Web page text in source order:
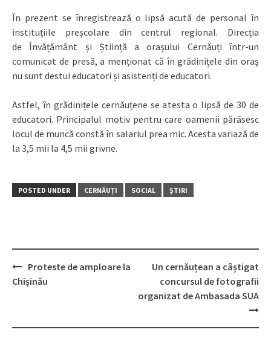
În prezent se înregistrează o lipsă acută de personal în
instituțiile preșcolare din centrul regional. Direcția
de Învățământ și Știință a orașului Cernăuți într-un
comunicat de presă, a menționat că în grădinițele din oraș
nu sunt destui educatori și asistenți de educatori.
Astfel, în grădinițele cernăuțene se atesta o lipsă de 30 de
educatori. Principalul motiv pentru care oamenii părăsesc
locul de muncă constă în salariul prea mic. Acesta variază de
la 3,5 mii la 4,5 mii grivne.
POSTED UNDER CERNĂUȚI SOCIAL ȘTIRI
Post
Proteste de amploare la
Chișinău
Un cernăuțean a câștigat
concursul de fotografii
organizat de Ambasada SUA